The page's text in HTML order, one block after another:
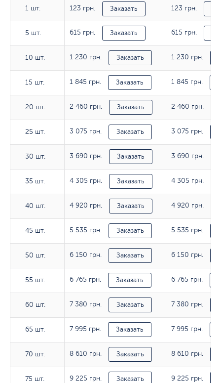
1 шт.
5 шт.
10 шт.
15 шт.
20 шт.
25 шт.
30 шт.
35 шт.
40 шт.
45 шт.
50 шт.
55 шт.
60 шт.
65 шт.
70 шт.
75 шт.
1 шт. 123 грн. Заказать 123 грн.
5 шт. 615 грн. Заказать 615 грн.
10 шт. 1 230 грн. Заказать 1 230 грн.
15 шт. 1 845 грн. Заказать 1 845 грн.
20 шт. 2 460 грн. Заказать 2 460 грн.
25 шт. 3 075 грн. Заказать 3 075 грн.
30 шт. 3 690 грн. Заказать 3 690 грн.
35 шт. 4 305 грн. Заказать 4 305 грн.
40 шт. 4 920 грн. Заказать 4 920 грн.
45 шт. 5 535 грн. Заказать 5 535 грн.
50 шт. 6 150 грн. Заказать 6 150 грн.
55 шт. 6 765 грн. Заказать 6 765 грн.
60 шт. 7 380 грн. Заказать 7 380 грн.
65 шт. 7 995 грн. Заказать 7 995 грн.
70 шт. 8 610 грн. Заказать 8 610 грн.
75 шт. 9 225 грн. Заказать 9 225 грн.